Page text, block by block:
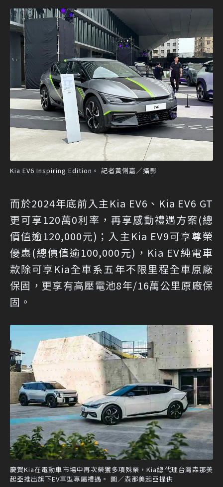
Kia EV6 Inspiring Edition。 記者黃俐嘉／攝影
而於2024年底前入主Kia EV6、Kia EV6 GT
更可享120萬0利率，再享感動禮遇方案(總
價值逾120,000元)；入主Kia EV9可享尊榮
優惠(總價值逾100,000元)，Kia EV純電車
款除可享Kia全車系五年不限里程全車原廠
保固，更享有高壓電池8年/16萬公里原廠保
固。
慶賀Kia在電動車市場中再次榮獲多項殊榮，Kia總代理台灣森那美
起亞推出旗下EV車型專屬禮遇。 圖／森那美起亞提供